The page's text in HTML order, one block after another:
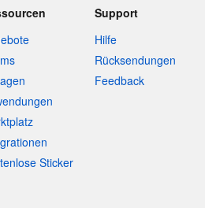
Sticker
Support
Hilfe
Rücksendungen
Feedback